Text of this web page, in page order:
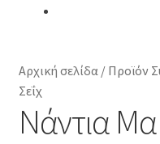
Κατηγορίες Βιβλίων
Συχνές Ερωτήσεις
Αρχική σελίδα/ Προϊόν
Σεΐχ
Νάντια